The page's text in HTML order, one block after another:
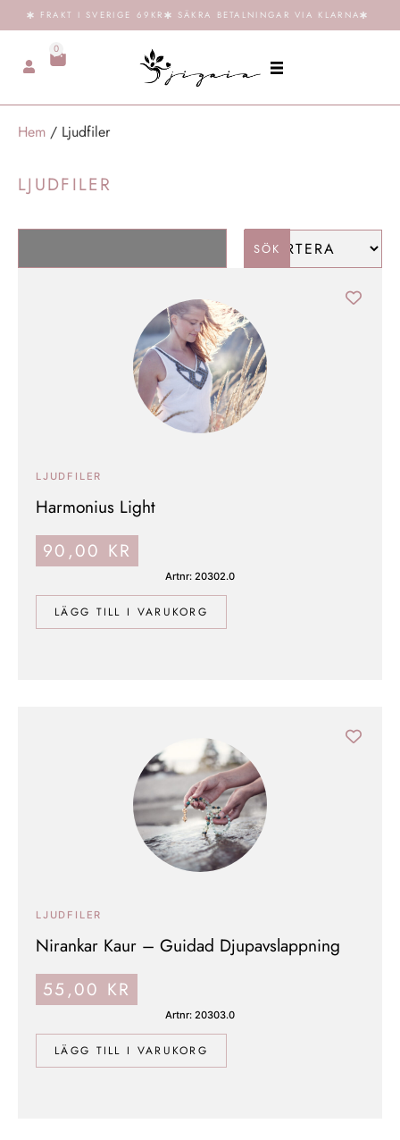
FRAKT I SVERIGE 69KR SÄKRA BETALNINGAR VIA KLARNA
0
Hem / Ljudfiler
LJUDFILER
SÖK
LÄGG TILL I VARUKORG
LJUDFILER
Harmonius Light
90,00 KR
Artnr: 20302.0
LÄGG TILL I VARUKORG
LJUDFILER
Nirankar Kaur – Guidad Djupavslappning
55,00 KR
Artnr: 20303.0